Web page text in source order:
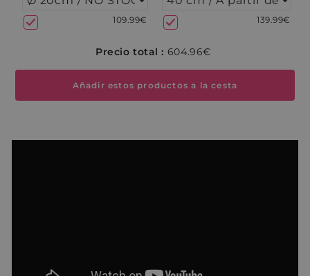
109.99€ 139.99€
Precio total : 604.96€
Añadir estos productos a la cesta